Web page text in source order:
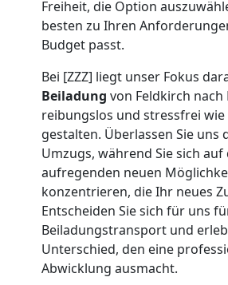
Freiheit, die Option
besten zu Ihren
Budget passt.
Bei [ZZZ] liegt unser Fokus
Beiladung von Feldkirch nach
reibungslos und stressfrei
gestalten. Überlassen Sie uns
Umzugs, während Sie sich auf
aufregenden neuen
konzentrieren, die Ihr neues
Entscheiden Sie sich für uns
Beiladungstransport und
Unterschied, den eine
Abwicklung ausmacht.
Umzug
Mann
LKW
Feldkirch